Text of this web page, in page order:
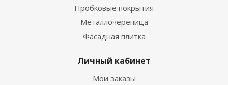
Пробковые покрытия
Металлочерепица
Фасадная плитка
Личный кабинет
Мои заказы